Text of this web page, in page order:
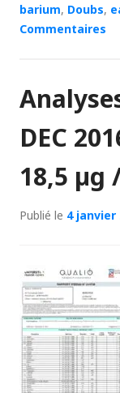
barium, Doubs,
Commentaires
DEC
18,5 µg
Publié le 4 janvier